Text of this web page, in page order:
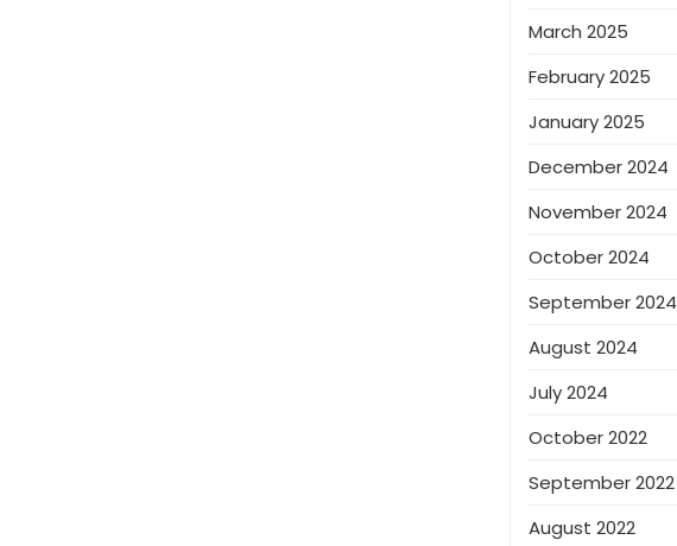
March 2025
February 2025
January 2025
December 2024
November 2024
October 2024
September 2024
August 2024
July 2024
October 2022
September 2022
August 2022